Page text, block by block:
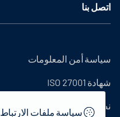
اتصل بنا
سياسة أمن المعلومات
شهادة ISO 27001
نص التوضيح
سياسة ملفات الارتباط